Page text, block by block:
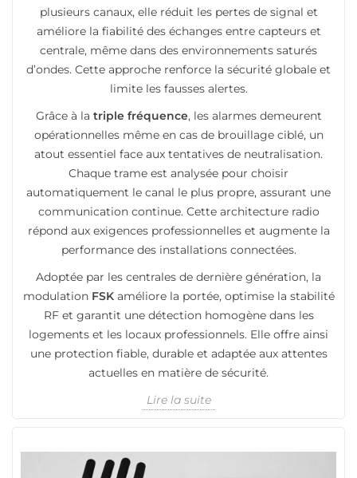
plusieurs canaux, elle réduit les pertes de signal et
améliore la fiabilité des échanges entre capteurs et
centrale, même dans des environnements saturés
d’ondes. Cette approche renforce la sécurité globale et
limite les fausses alertes.
Grâce à la triple fréquence, les alarmes demeurent
opérationnelles même en cas de brouillage ciblé, un
atout essentiel face aux tentatives de neutralisation.
Chaque trame est analysée pour choisir
automatiquement le canal le plus propre, assurant une
communication continue. Cette architecture radio
répond aux exigences professionnelles et augmente la
performance des installations connectées.
Adoptée par les centrales de dernière génération, la
modulation FSKaméliore la portée, optimise la stabilité
RF et garantit une détection homogène dans les
logements et les locaux professionnels. Elle offre ainsi
une protection fiable, durable et adaptée aux attentes
actuelles en matière de sécurité.
Lire la suite